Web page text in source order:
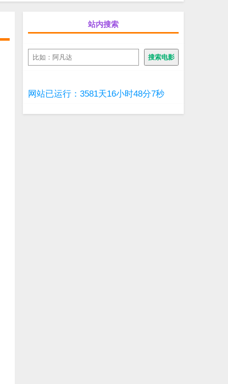
站内搜索
搜
索
搜索电影
网站已运行：3581天16小时48分8秒